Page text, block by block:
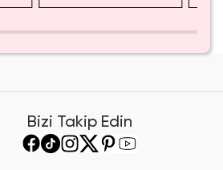
Bizi Takip Edin